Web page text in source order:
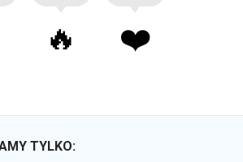
🔥 ❤️
TYLKO: